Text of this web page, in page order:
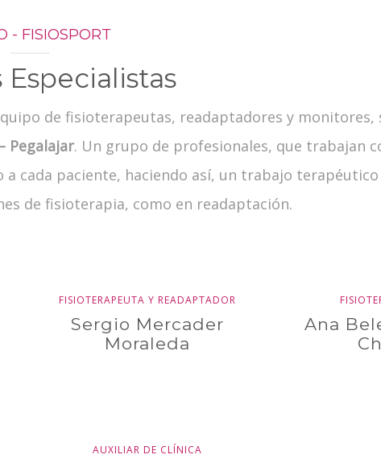
- FISIOSPORT
Especialistas
de fisioterapeutas, readaptadores y monitores,
Pegalajar. Un grupo de profesionales, que trabajan
cada paciente, haciendo así, un trabajo terapéutico
de fisioterapia, como en readaptación.
FISIOTERAPEUTA Y READAPTADOR
Sergio Mercader
Moraleda
Ana
AUXILIAR DE CLÍNICA